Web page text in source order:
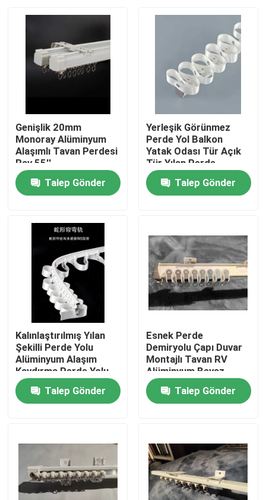
Ev
Ürünler
videolar
Hakkımızda
Fabrika turu
Kalite kontrol
Bize Ulaşın
Kullanılmış Moda Giyim
İlköğretim Çocuk Giyim
Genişlik 20mm
Monoray Alüminyum
Alaşımlı Tavan Perdesi
Ray 55''
Talep Gönder
Yerleşik Görünmez
Perde Yol Balkon
Yatak Odası Tür Açık
Tür Yılan Perde
Talep Gönder
Kalınlaştırılmış Yılan
Şekilli Perde Yolu
Alüminyum Alaşım
Kaydırma Perde Yolu
Talep Gönder
Esnek Perde
Demiryolu Çapı Duvar
Montajlı Tavan RV
Alüminyum Beyaz
Talep Gönder